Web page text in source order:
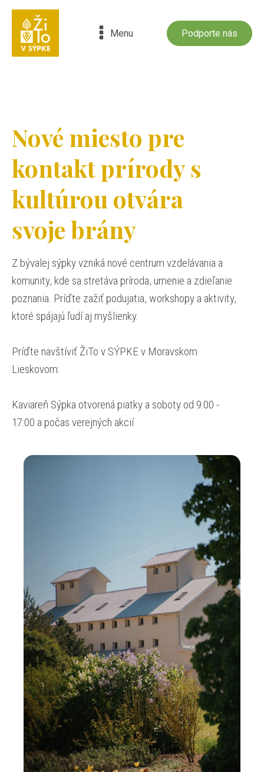
Menu Podporte nás
Nové miesto pre
kontakt prírody s
kultúrou otvára
svoje brány
Z bývalej sýpky vzniká nové centrum vzdelávania a
komunity, kde sa stretáva príroda, umenie a zdieľanie
poznania. Príďte zažiť podujatia, workshopy a aktivity,
ktoré spájajú ľudí aj myšlienky.
Príďte navštíviť ŽiTo v SÝPKE v Moravskom
Lieskovom:
Kaviareň Sýpka otvorená piatky a soboty od 9:00 -
17:00 a počas verejných akcií